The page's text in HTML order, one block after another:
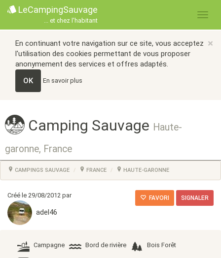
LeCampingSauvage
... et chez l'habitant
×
En continuant votre navigation sur ce site, vous acceptez
l'utilisation des cookies permettant de vous proposer
anonymement des services et offres adaptés.
OK
En savoir plus
Camping Sauvage Haute-
garonne, France
CAMPINGS SAUVAGE FRANCE HAUTE-GARONNE
Créé le 29/08/2012 par
adel46
FAVORI SIGNALER
Campagne Bord de rivière Bois Forêt